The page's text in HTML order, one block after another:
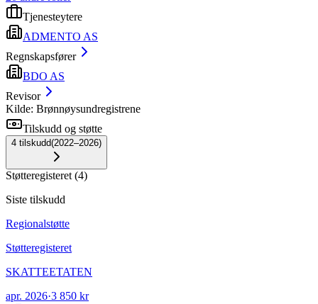
Tjenesteytere
ADMENTO AS
Regnskapsfører
BDO AS
Revisor
Kilde: Brønnøysundregistrene
Tilskudd og støtte
4 tilskudd(2022–2026)
Støtteregisteret (4)
Siste tilskudd
Regionalstøtte
Støtteregisteret
SKATTEETATEN
apr. 2026·3 850 kr